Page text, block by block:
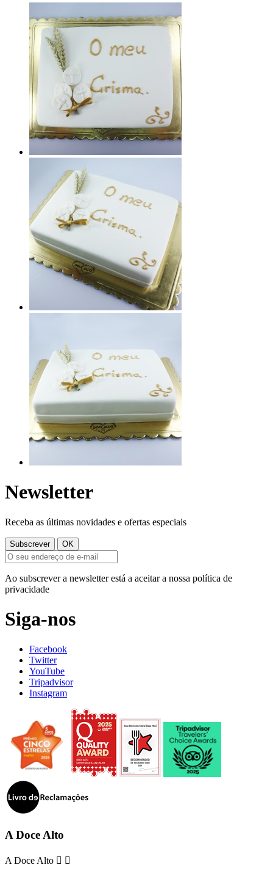
Newsletter
Receba as últimas novidades e ofertas especiais
Ao subscrever a newsletter está a aceitar a nossa política de
privacidade
Siga-nos
Facebook
Twitter
YouTube
Tripadvisor
Instagram
A Doce Alto
A Doce Alto  